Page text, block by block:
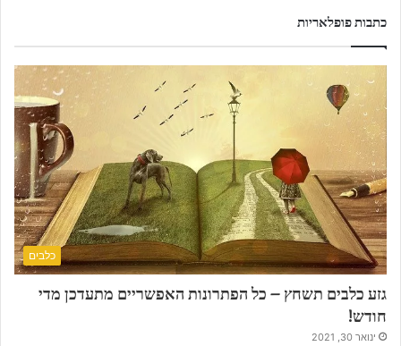
כתבות פופלאריות
כלבים
גזע כלבים תשחץ – כל הפתרונות האפשריים מתעדכן מדי
חודש!
ינואר 30, 2021